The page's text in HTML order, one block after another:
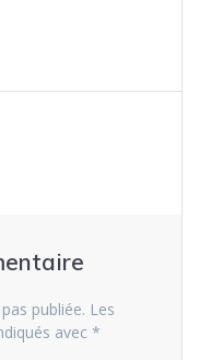
publiée. Les
avec *